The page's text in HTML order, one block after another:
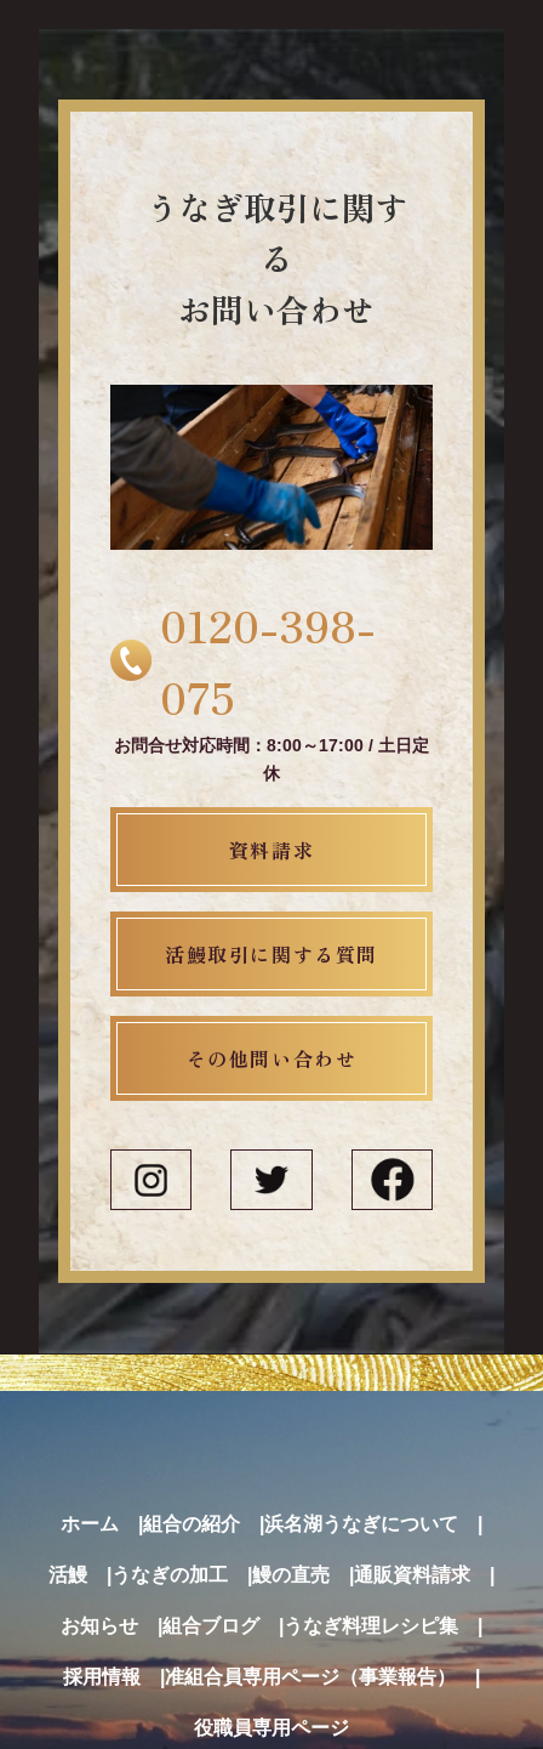
うなぎ取引に関す
る
お問い合わせ
0120-398-
075
お問合せ対応時間：8:00～17:00 / 土日定
休
資料請求
活鰻取引に関する質問
その他問い合わせ
ホーム 組合の紹介 浜名湖うなぎについて
活鰻 うなぎの加工 鰻の直売 通販資料請求
お知らせ 組合ブログ うなぎ料理レシピ集
採用情報 准組合員専用ページ（事業報告）
役職員専用ページ